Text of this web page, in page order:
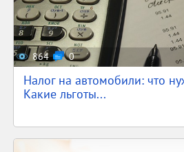
864 0
Налог на автомобили: что
Какие льготы...